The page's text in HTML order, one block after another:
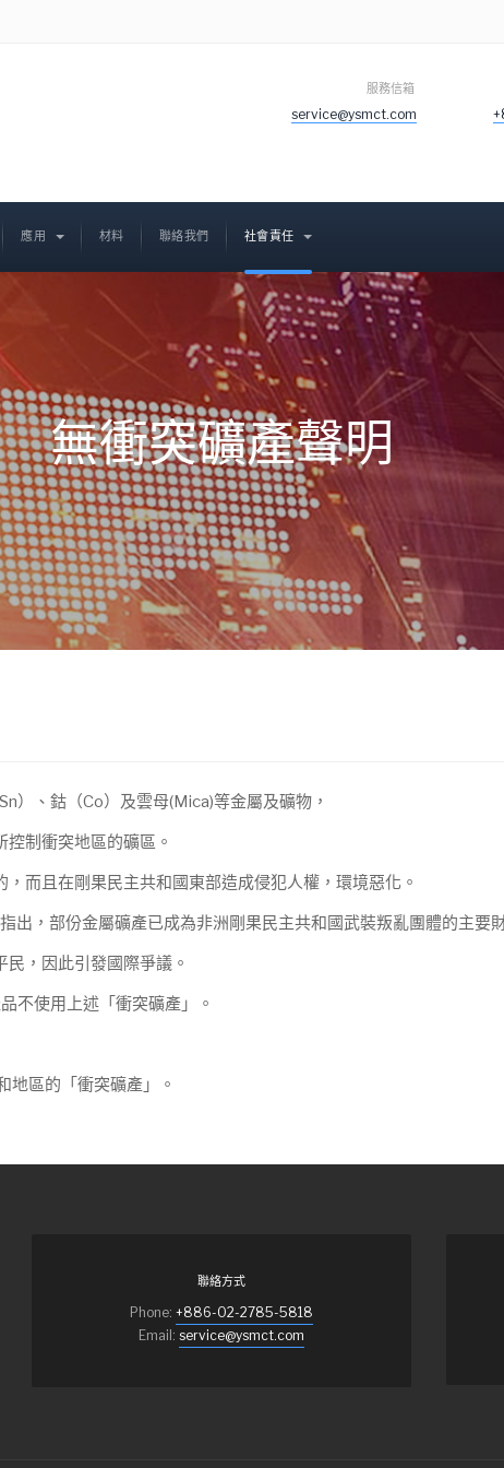
服務信箱
service@ysmct.com
應用 材料 聯絡我們 社會責任
無衝突礦產聲明
）、鈷（Co）及雲母(Mica)等金屬及礦物，
制衝突地區的礦區。
而且在剛果民主共和國東部造成侵犯人權，環境惡化。
，部份金屬礦產已成為非洲剛果民主共和國武裝叛亂團體的主要
，因此引發國際爭議。
不使用上述「衝突礦產」。
地區的「衝突礦產」。
聯絡方式
Phone: +886-02-2785-5818
Email: service@ysmct.com